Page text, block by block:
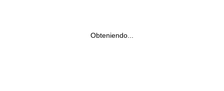
Obteniendo...